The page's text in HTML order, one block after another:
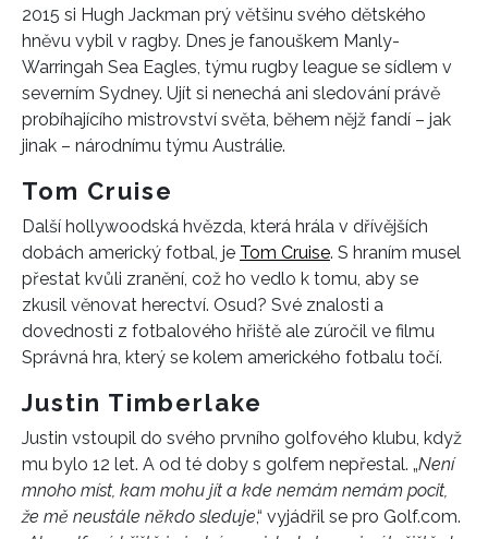
2015 si Hugh Jackman prý většinu svého dětského
hněvu vybil v ragby. Dnes je fanouškem Manly-
Warringah Sea Eagles, týmu rugby league se sídlem v
severním Sydney. Ujít si nenechá ani sledování právě
probíhajícího mistrovství světa, během nějž fandí – jak
jinak – národnímu týmu Austrálie.
Tom Cruise
Další hollywoodská hvězda, která hrála v dřívějších
dobách americký fotbal, je Tom Cruise. S hraním musel
přestat kvůli zranění, což ho vedlo k tomu, aby se
zkusil věnovat herectví. Osud? Své znalosti a
dovednosti z fotbalového hřiště ale zúročil ve filmu
Správná hra, který se kolem amerického fotbalu točí.
Justin Timberlake
Justin vstoupil do svého prvního golfového klubu, když
mu bylo 12 let. A od té doby s golfem nepřestal. „Není
mnoho míst, kam mohu jít a kde nemám nemám pocit,
že mě neustále někdo sleduje,“ vyjádřil se pro Golf.com.